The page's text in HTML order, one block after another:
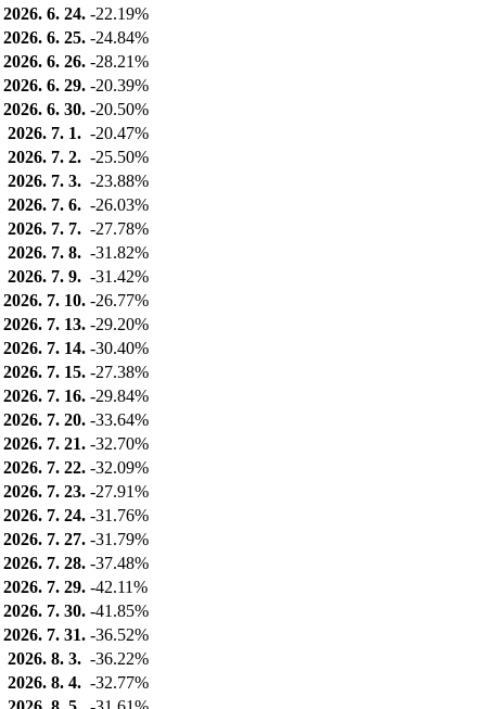
2026. 6. 24. -22.19%
2026. 6. 25. -24.84%
2026. 6. 26. -28.21%
2026. 6. 29. -20.39%
2026. 6. 30. -20.50%
2026. 7. 1. -20.47%
2026. 7. 2. -25.50%
2026. 7. 3. -23.88%
2026. 7. 6. -26.03%
2026. 7. 7. -27.78%
2026. 7. 8. -31.82%
2026. 7. 9. -31.42%
2026. 7. 10. -26.77%
2026. 7. 13. -29.20%
2026. 7. 14. -30.40%
2026. 7. 15. -27.38%
2026. 7. 16. -29.84%
2026. 7. 20. -33.64%
2026. 7. 21. -32.70%
2026. 7. 22. -32.09%
2026. 7. 23. -27.91%
2026. 7. 24. -31.76%
2026. 7. 27. -31.79%
2026. 7. 28. -37.48%
2026. 7. 29. -42.11%
2026. 7. 30. -41.85%
2026. 7. 31. -36.52%
2026. 8. 3. -36.22%
2026. 8. 4. -32.77%